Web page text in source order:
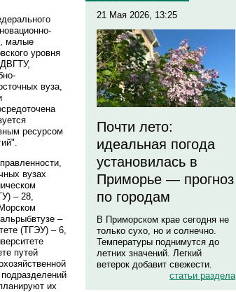
малые
уровня
вуза,
ресурсом
вузах
– 28,
–
(ТГЭУ) – 6,
путей
их
21 Мая 2026, 13:25
Почти лето:
идеальная погода
установилась в
Приморье — прогноз
по городам
В Приморском крае сегодня не
только сухо, но и солнечно.
Температуры поднимутся до
летних значений. Легкий
ветерок добавит свежести.
статьи раздела